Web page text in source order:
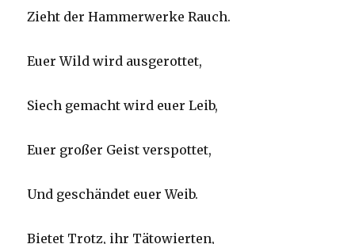
Zieht der Hammerwerke Rauch.
Euer Wild wird ausgerottet,
Siech gemacht wird euer Leib,
Euer großer Geist verspottet,
Und geschändet euer Weib.
Bietet Trotz, ihr Tätowierten,